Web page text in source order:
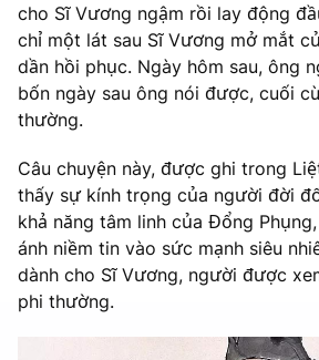
cho Sĩ Vương ngậm rồi lay động
chỉ một lát sau Sĩ Vương mở mắt
dần hồi phục. Ngày hôm sau, ông
bốn ngày sau ông nói được, cuối
thường.
Câu chuyện này, được ghi trong
thấy sự kính trọng của người đời
khả năng tâm linh của Đổng
ánh niềm tin vào sức mạnh siêu
dành cho Sĩ Vương, người được
phi thường.